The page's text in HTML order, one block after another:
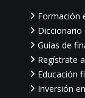
Formación
Guías de
Regístrate
Educación
Inversión